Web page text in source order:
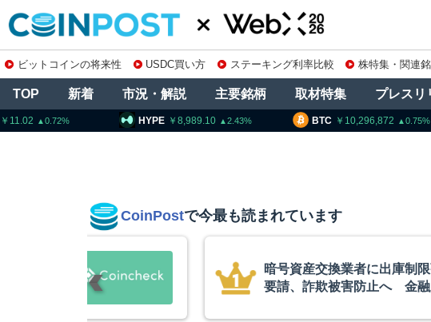
ビットコインの将来性 USDC買い方 ステーキング利率比較 株特集・関連
TOP 新着 市況・解説 主要銘柄 取材特集 プレスリ
BTC 10,296,872 0.75
8,989.10 2.43
CoinPostで今最も読まれています
暗号資産交換業者に出庫制限強化を
要請、詐欺被害防止へ 金融庁と警